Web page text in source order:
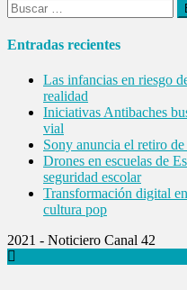
Buscar:
Entradas recientes
Las infancias en riesgo
realidad
Iniciativas Antibaches
vial
Sony anuncia el retiro
Drones en escuelas de
seguridad escolar
Transformación digital
cultura pop
2021 - Noticiero Canal 42